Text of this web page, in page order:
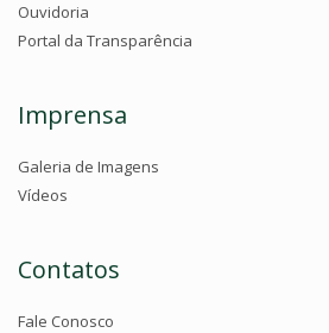
Ouvidoria
Portal da Transparência
Imprensa
Galeria de Imagens
Vídeos
Contatos
Fale Conosco